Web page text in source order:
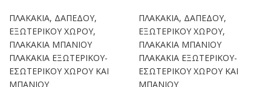
ΠΛΑΚΑΚΙΑ, ΔΑΠΕΔΟΥ,
ΕΞΩΤΕΡΙΚΟΥ ΧΩΡΟΥ,
ΠΛΑΚΑΚΙΑ ΜΠΑΝΙΟΥ
ΠΛΑΚΑΚΙΑ ΕΞΩΤΕΡΙΚΟΥ-
ΕΣΩΤΕΡΙΚΟΥ ΧΩΡΟΥ ΚΑΙ
ΜΠΑΝΙΟΥ
ΠΛΑΚΑΚΙΑ, ΔΑΠΕΔΟΥ,
ΕΞΩΤΕΡΙΚΟΥ ΧΩΡΟΥ,
ΠΛΑΚΑΚΙΑ ΜΠΑΝΙΟΥ
ΠΛΑΚΑΚΙΑ ΕΞΩΤΕΡΙΚΟΥ-
ΕΣΩΤΕΡΙΚΟΥ ΧΩΡΟΥ ΚΑΙ
ΜΠΑΝΙΟΥ